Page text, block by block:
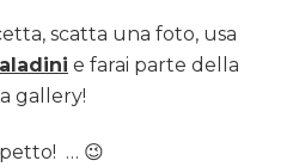
scatta una foto, usa
e farai parte della
gallery!
… 😉